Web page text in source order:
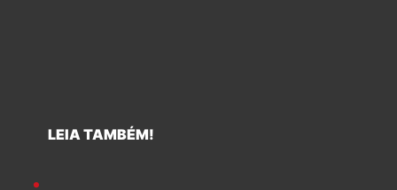
LEIA TAMBÉM!